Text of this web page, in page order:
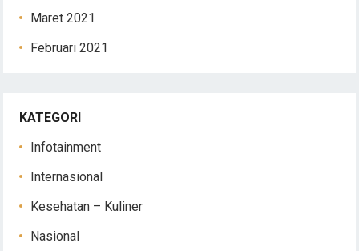
Maret 2021
Februari 2021
KATEGORI
Infotainment
Internasional
Kesehatan – Kuliner
Nasional